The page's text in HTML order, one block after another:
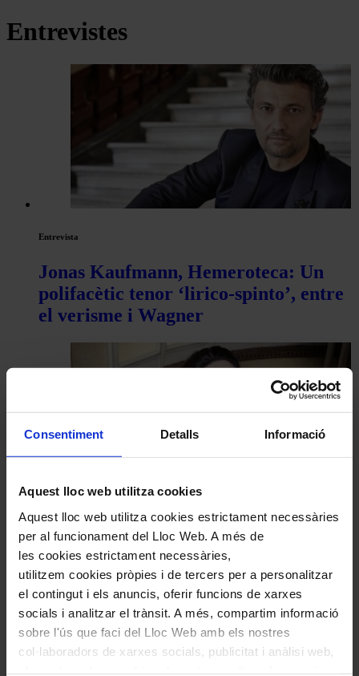
Consentiment Detalls Informació
Aquest lloc web utilitza cookies
Aquest lloc web utilitza cookies estrictament necessàries
per al funcionament del Lloc Web. A més de
les cookies estrictament necessàries,
utilitzem cookies pròpies i de tercers per a personalitzar
el contingut i els anuncis, oferir funcions de xarxes
socials i analitzar el trànsit. A més, compartim informació
sobre l'ús que faci del Lloc Web amb els nostres
col·laboradors de xarxes socials, publicitat i anàlisi web,
Entrevistes
Entrevista
Jonas Kaufmann, Hemeroteca: Un
polifacètic tenor ‘lirico-spinto’, entre
el verisme i Wagner
Entrevista
Marta Mathéu , La passió no s’atura
Coneix la nostra publicació
I gaudeix a més dels següents descomptes: